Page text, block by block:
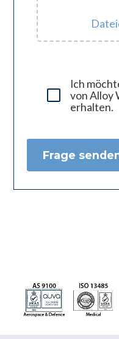
Ich
von Alloy
erhalten.